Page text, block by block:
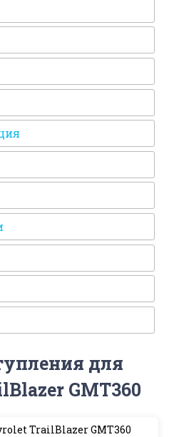
для
GMT360
TrailBlazer GMT360